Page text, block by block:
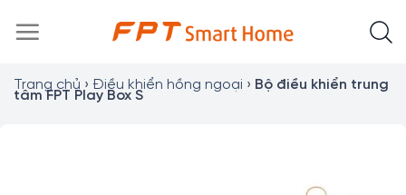
đến
dungTrang chủ › Điều khiển hồng ngoại › Bộ điều khiển trung
tâm FPT Play Box S